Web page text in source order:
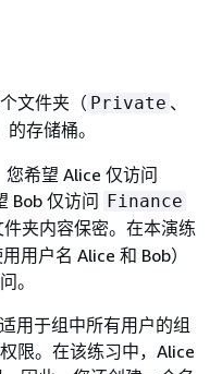
文件夹（ Private 、
的存储桶。
希望 Alice 仅访问
Bob 仅访问 Finance
件夹内容保密。在本演练
用户名 Alice 和 Bob）
。
用于组中所有用户的组
限。在该练习中，Alice